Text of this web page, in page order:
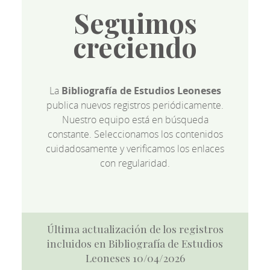
Seguimos
creciendo
La Bibliografía de Estudios Leoneses
publica nuevos registros periódicamente.
Nuestro equipo está en búsqueda
constante. Seleccionamos los contenidos
cuidadosamente y verificamos los enlaces
con regularidad.
Última actualización de los registros
incluidos en Bibliografía de Estudios
Leoneses 10/04/2026